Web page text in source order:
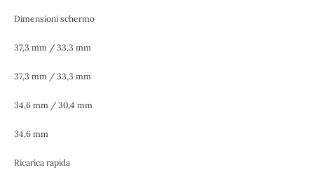
Dimensioni schermo
37,3 mm / 33,3 mm
37,3 mm / 33,3 mm
34,6 mm / 30,4 mm
34,6 mm
Ricarica rapida